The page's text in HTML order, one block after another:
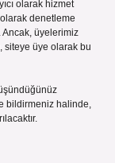
olarak hizmet
denetleme
Ancak, üyelerimiz
siteye üye olarak bu
bildirmeniz halinde,